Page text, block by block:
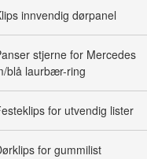
innvendig dørpanel
stjerne for Mercedes
blå laurbær-ring
for utvendig lister
for gummilist